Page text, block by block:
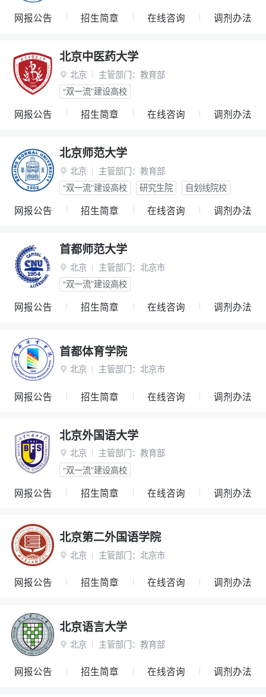
网报公告 招生简章 在线咨询 调剂办法
北京中医药大学
 北京 主管部门： 教育部
“双一流”建设高校
网报公告 招生简章 在线咨询 调剂办法
北京师范大学
 北京 主管部门： 教育部
“双一流”建设高校
研究生院 自划线院校
网报公告 招生简章 在线咨询 调剂办法
首都师范大学
 北京 主管部门： 北京市
“双一流”建设高校
网报公告 招生简章 在线咨询 调剂办法
首都体育学院
 北京 主管部门： 北京市
网报公告 招生简章 在线咨询 调剂办法
北京外国语大学
 北京 主管部门： 教育部
“双一流”建设高校
网报公告 招生简章 在线咨询 调剂办法
北京第二外国语学院
 北京 主管部门： 北京市
网报公告 招生简章 在线咨询 调剂办法
北京语言大学
 北京 主管部门： 教育部
网报公告 招生简章 在线咨询 调剂办法